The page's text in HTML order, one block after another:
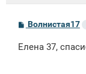
С
б
Волнистая17
Елена 37,